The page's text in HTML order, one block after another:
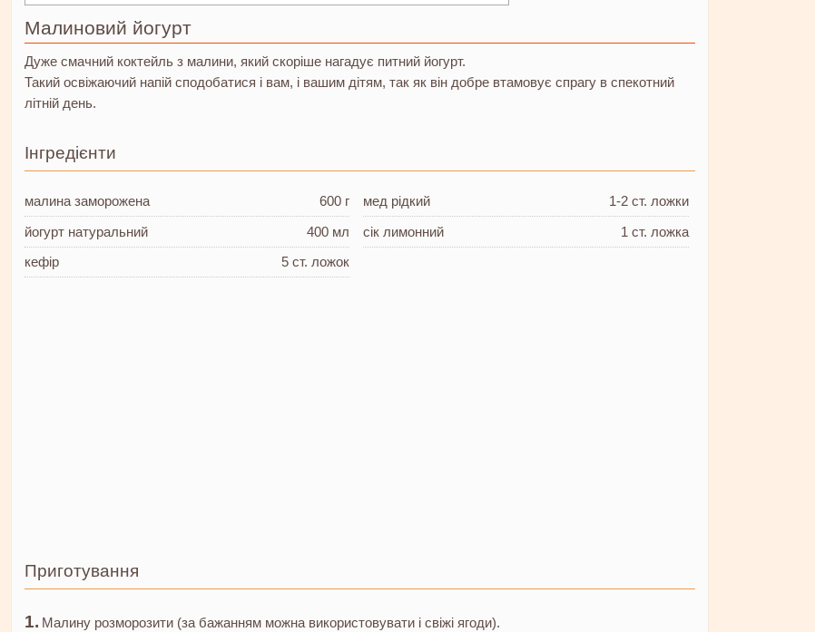
Малиновий йогурт
Дуже смачний коктейль з малини, який скоріше нагадує питний йогурт.
Такий освіжаючий напій сподобатися і вам, і вашим дітям, так як він добре втамовує спрагу в спекотний
літній день.
Інгредієнти
малина заморожена
600 г
йогурт натуральний
400 мл
кефір
5 ст. ложок
мед рідкий
1-2 ст. ложки
сік лимонний
1 ст. ложка
Приготування
Малину розморозити (за бажанням можна використовувати і свіжі ягоди).